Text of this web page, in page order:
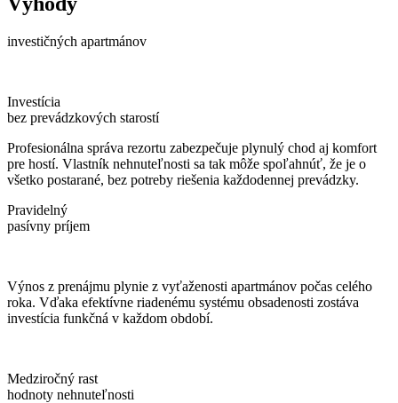
investičných apartmánov
Investícia
bez prevádzkových starostí
Profesionálna správa rezortu zabezpečuje plynulý chod aj komfort
pre hostí. Vlastník nehnuteľnosti sa tak môže spoľahnúť, že je o
všetko postarané, bez potreby riešenia každodennej prevádzky.
Pravidelný
pasívny príjem
Výnos z prenájmu plynie z vyťaženosti apartmánov počas celého
roka. Vďaka efektívne riadenému systému obsadenosti zostáva
investícia funkčná v každom období.
Medziročný rast
hodnoty nehnuteľnosti